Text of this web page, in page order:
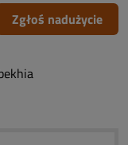
Zgłoś nadużycie